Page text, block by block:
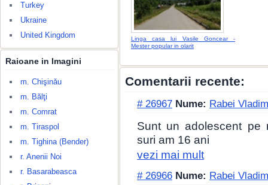
Turkey
Ukraine
United Kingdom
Raioane in Imagini
m. Chişinău
m. Bălţi
m. Comrat
m. Tiraspol
m. Tighina (Bender)
r. Anenii Noi
r. Basarabeasca
Linga casa lui Vasile Goncear -
Mester popular in olarit
Comentarii recente:
# 26967 Nume: Rabei
Sunt un adolescent pe
suri am 16 ani
vezi mai mult
# 26966 Nume: Rabei